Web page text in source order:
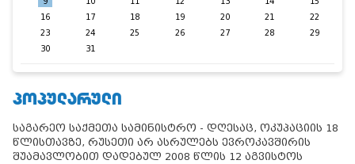
16
17 18 19 20 21
22
23
24 25 26 27 28
29
30
31
ᲞᲝᲞᲣᲚᲐᲠᲣᲚᲘ
საგარეო საქმეთა სამინისტრო - დღესაც, ოკუპაციის 18
წლისთავზე, რუსეთი არ ასრულებს ევროკავშირის
შუამავლობით დადებულ 2008 წლის 12 აგვისტოს